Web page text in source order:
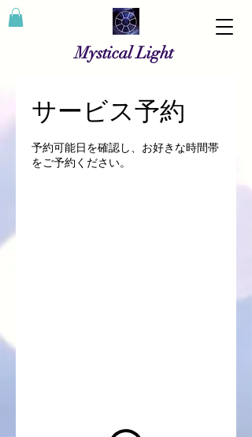
Mystical Light
サービス予約
予約可能日を確認し、お好きな時間帯
をご予約ください。